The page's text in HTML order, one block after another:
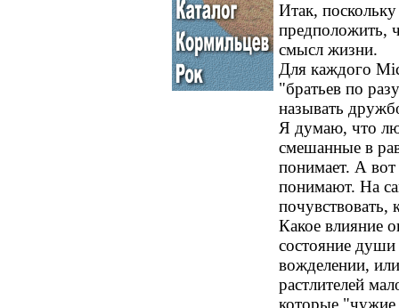
Итак,
предположить,
смысл жизни.
Для каждого
"братьев по
называть
Я думаю, что
смешанные в
понимает. А
понимают. На
почувствовать,
Какое влияние
состояние
вожделении,
растлителей
которые "чужие